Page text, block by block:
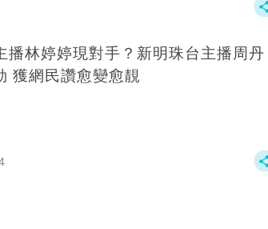
播林婷婷現對手？新明珠台主播周丹
獲網民讚愈變愈靚